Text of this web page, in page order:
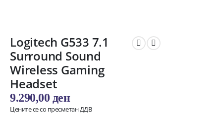
Logitech G533 7.1
Surround Sound
Wireless Gaming
Headset
9.290,00 ден
Цените се со пресметан ДДВ